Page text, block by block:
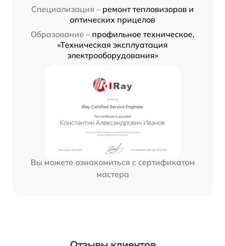
Специализация – ремонт тепловизоров и
оптических прицелов
Образование – профильное техническое,
«Техническая эксплуатация
электрооборудования»
Вы можете ознакомиться с сертификатом
мастера